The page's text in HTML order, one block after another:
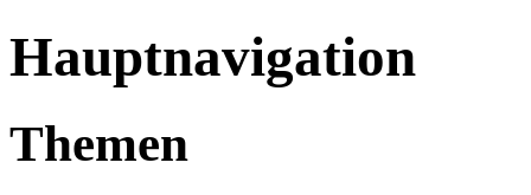
Hauptnavigation
Themen